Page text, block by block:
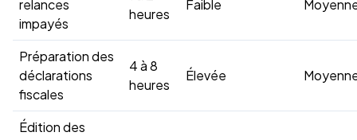
relances
impayés
heures
Faible
Préparation des
déclarations
fiscales
4 à 8
heures
Élevée
Édition des